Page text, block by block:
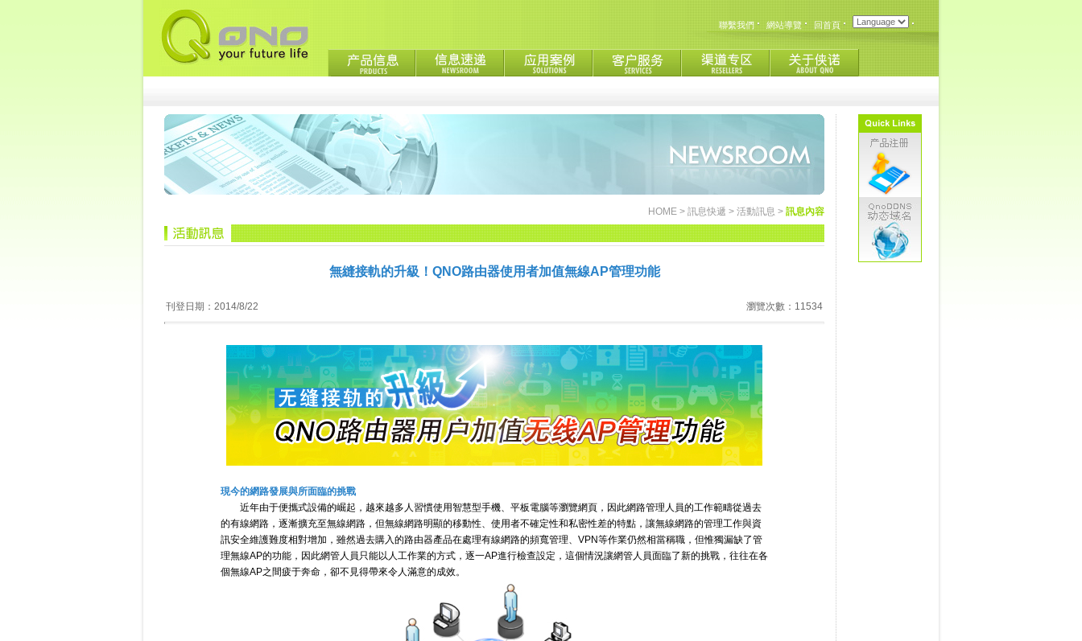
聯繫我們 網站導覽 回首頁
HOME > 訊息快遞 > 活動訊息 > 訊息內容
無縫接軌的升級！QNO路由器使用者加值無線AP管理功能
刊登日期：2014/8/22 瀏覽次數：11534
現今的網路發展與所面臨的挑戰
近年由于便攜式設備的崛起，越來越多人習慣使用智慧型手機、平板電腦等瀏覽網頁，因此網路管理人員的工作範疇從過去
的有線網路，逐漸擴充至無線網路，但無線網路明顯的移動性、使用者不確定性和私密性差的特點，讓無線網路的管理工作與資
訊安全維護難度相對增加，雖然過去購入的路由器產品在處理有線網路的頻寬管理、VPN等作業仍然相當稱職，但惟獨漏缺了管
理無線AP的功能，因此網管人員只能以人工作業的方式，逐一AP進行檢查設定，這個情況讓網管人員面臨了新的挑戰，往往在各
個無線AP之間疲于奔命，卻不見得帶來令人滿意的成效。